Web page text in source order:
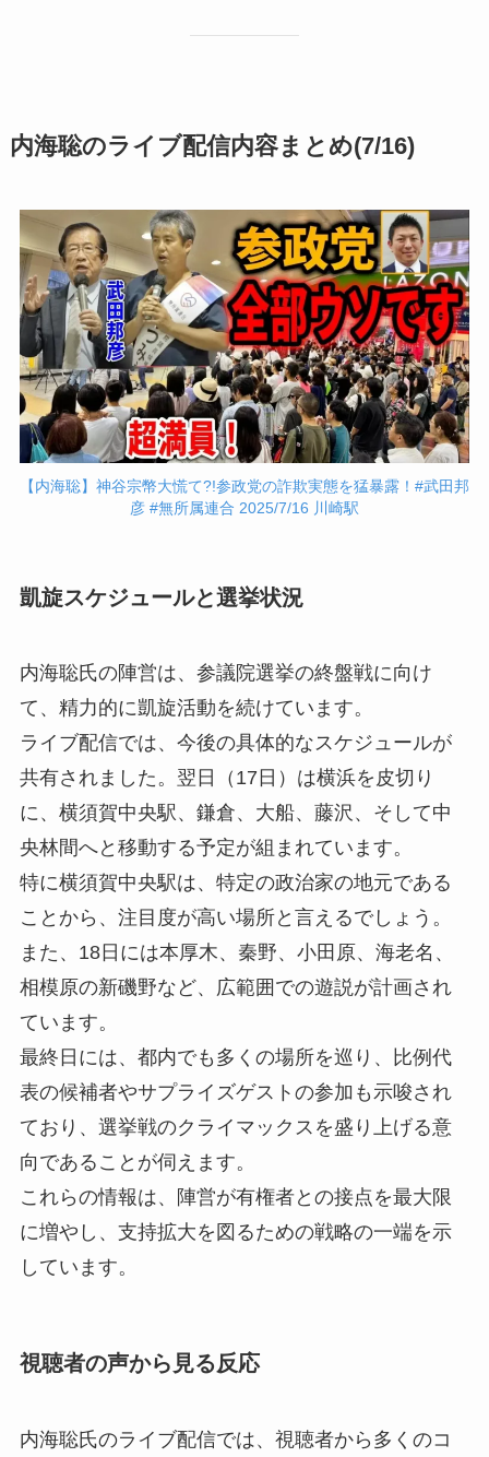
内海聡のライブ配信内容まとめ(7/16)
【内海聡】神谷宗幣大慌て?!参政党の詐欺実態を猛暴露！#武田邦
彦 #無所属連合 2025/7/16 川崎駅
凱旋スケジュールと選挙状況
内海聡氏の陣営は、参議院選挙の終盤戦に向け
て、精力的に凱旋活動を続けています。
ライブ配信では、今後の具体的なスケジュールが
共有されました。翌日（17日）は横浜を皮切り
に、横須賀中央駅、鎌倉、大船、藤沢、そして中
央林間へと移動する予定が組まれています。
特に横須賀中央駅は、特定の政治家の地元である
ことから、注目度が高い場所と言えるでしょう。
また、18日には本厚木、秦野、小田原、海老名、
相模原の新磯野など、広範囲での遊説が計画され
ています。
最終日には、都内でも多くの場所を巡り、比例代
表の候補者やサプライズゲストの参加も示唆され
ており、選挙戦のクライマックスを盛り上げる意
向であることが伺えます。
これらの情報は、陣営が有権者との接点を最大限
に増やし、支持拡大を図るための戦略の一端を示
しています。
視聴者の声から見る反応
内海聡氏のライブ配信では、視聴者から多くのコ